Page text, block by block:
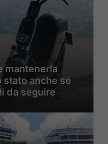
mantenerla
anche se
da seguire